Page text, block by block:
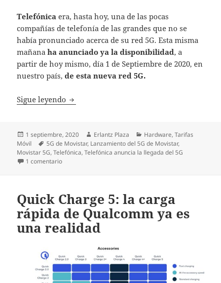
Telefónica era, hasta hoy, una de las pocas
compañías de telefonía de las grandes que no se
había pronunciado acerca de su red 5G. Esta misma
mañanaha anunciado ya la disponibilidad, a
partir de hoy mismo, día 1 de Septiembre de 2020, en
nuestro país,de esta nueva red 5G.
Sigue leyendo El 5G de Movistar ya está disponible en
Publicado
el
1 septiembre, 2020 Autor
Erlantz Plaza Categorías
Hardware,Tarifas
Móvil
Etiquetas
5G de Movistar, Lanzamiento del 5G de Movistar,
Movistar 5G,Telefónica,Telefónica anuncia la llegada del 5G
1 comentarioen El 5G de Movistar ya está disponible en nuestro país
Quick Charge 5: la carga
rápida de Qualcomm ya es
una realidad